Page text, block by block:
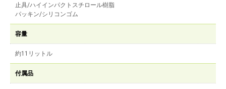
止具/ハイインパクトスチロール樹脂
パッキン/シリコンゴム
容量
約11リットル
付属品